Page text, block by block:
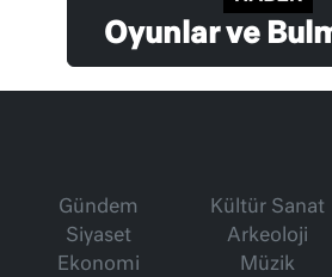
Oyunlar ve
Gündem
Siyaset
Ekonomi
Kültür Sanat
Arkeoloji
Müzik